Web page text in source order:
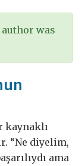
was
kaynaklı
“Ne diyelim,
ama